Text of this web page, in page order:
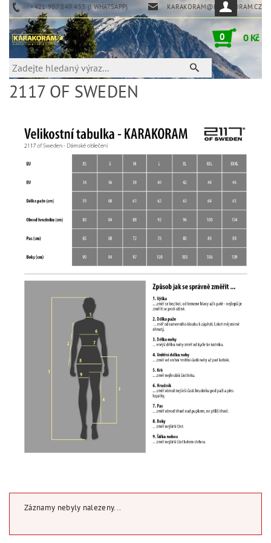
+421 907 849 453 (I WHATSAPP) KARAKORAM@KARAKORAM.CZ
0 0 Kč
2117 OF SWEDEN
Záznamy nebyly nalezeny...